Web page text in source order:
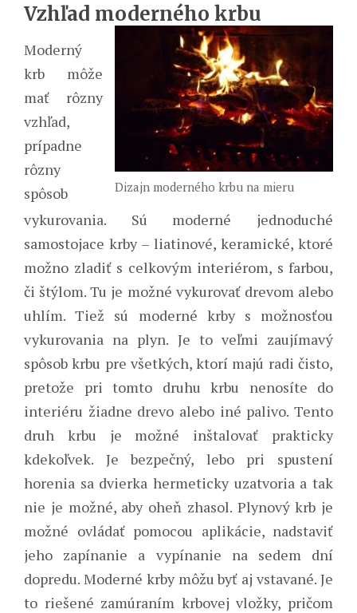
Vzhľad moderného krbu
Dizajn moderného krbu na mieru
Moderný
krb môže
mať rôzny
vzhľad,
prípadne
rôzny
spôsob
vykurovania. Sú moderné jednoduché
samostojace krby – liatinové, keramické, ktoré
možno zladiť s celkovým interiérom, s farbou,
či štýlom. Tu je možné vykurovať drevom alebo
uhlím. Tiež sú moderné krby s možnosťou
vykurovania na plyn. Je to veľmi zaujímavý
spôsob krbu pre všetkých, ktorí majú radi čisto,
pretože pri tomto druhu krbu nenosíte do
interiéru žiadne drevo alebo iné palivo. Tento
druh krbu je možné inštalovať prakticky
kdekoľvek. Je bezpečný, lebo pri spustení
horenia sa dvierka hermeticky uzatvoria a tak
nie je možné, aby oheň zhasol. Plynový krb je
možné ovládať pomocou aplikácie, nadstaviť
jeho zapínanie a vypínanie na sedem dní
dopredu. Moderné krby môžu byť aj vstavané. Je
to riešené zamúraním krbovej vložky, pričom